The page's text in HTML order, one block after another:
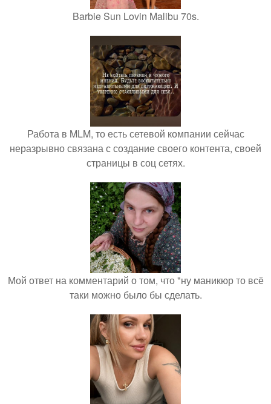
Barbie Sun Lovin Malibu 70s.
Работа в MLM, то есть сетевой компании сейчас
неразрывно связана с создание своего контента, своей
страницы в соц сетях.
Мой ответ на комментарий о том, что "ну маникюр то всё
таки можно было бы сделать.